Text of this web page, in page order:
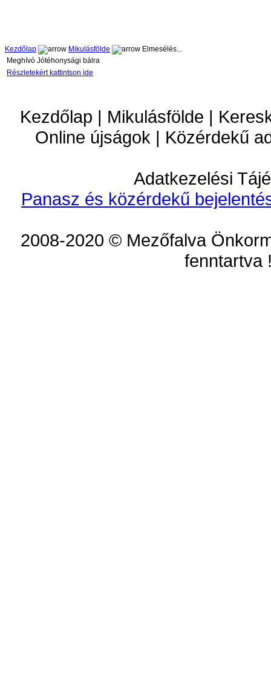
Kezdőlap Mikulásfölde
Elmesélés...
Meghívó Jótéhonysági bálra
Részletekért kattintson ide
Kezdőlap | Mikulásfölde |
Online újságok | Közérdekű
Adatkezelési
Panasz és közérdekű
2008-2020 © Mezőfalva
fenntartva